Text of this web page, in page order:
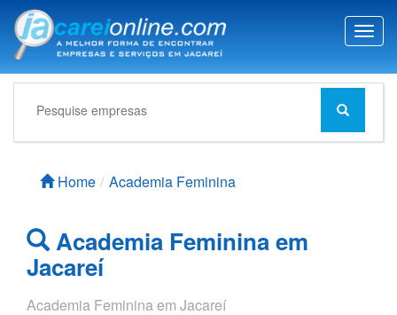
T
o
g
g
n
Home Academia Feminina
Academia Feminina em
Jacareí
Academia Feminina em Jacareí